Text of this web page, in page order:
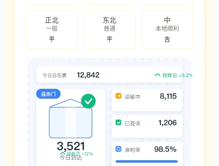
正北
一般
平
东北
普通
平
中
本地顺利
吉